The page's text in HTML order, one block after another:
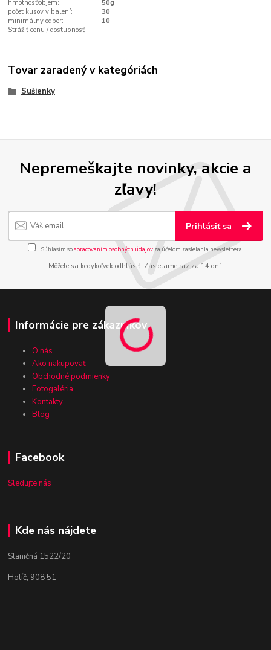
hmotnosť/objem:
50g
počet kusov v balení:
30
minimálny odber:
10
Strážiť cenu / dostupnosť
Tovar zaradený v kategóriách
Sušienky
Nepremeškajte novinky, akcie a
zľavy!
Prihlásiť sa
Súhlasím sospracovaním osobných údajov za účelom zasielania newslettera.
Môžete sa kedykoľvek odhlásiť. Zasielame raz za 14 dní.
Informácie pre zákazníkov
O nás
Ako nakupovať
Obchodné podmienky
Fotogaléria
Kontakty
Blog
Facebook
Sledujte nás
Kde nás nájdete
Staničná 1522/20
Holíč, 908 51